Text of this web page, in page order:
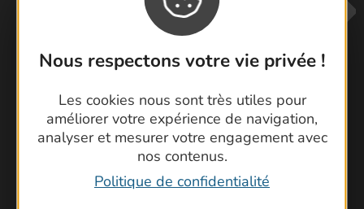
Nous respectons votre vie privée !
Les cookies nous sont très utiles pour
améliorer votre expérience de navigation,
analyser et mesurer votre engagement avec
nos contenus.
Politique de confidentialité
Contactez-nous !
Foire aux questions
Brochures
Cartoguides et Topoguides